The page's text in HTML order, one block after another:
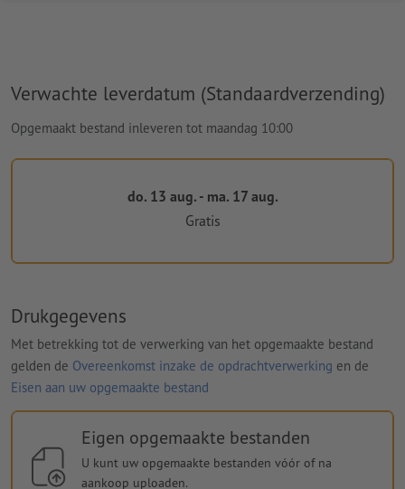
Verwachte leverdatum (Standaardverzending)
Opgemaakt bestand inleveren tot maandag 10:00
do. 13 aug. - ma. 17 aug.
Gratis
Drukgegevens
Met betrekking tot de verwerking van het opgemaakte bestand
gelden de Overeenkomst inzake de opdrachtverwerking en de
Eisen aan uw opgemaakte bestand
Eigen opgemaakte bestanden
U kunt uw opgemaakte bestanden vóór of na
aankoop uploaden.